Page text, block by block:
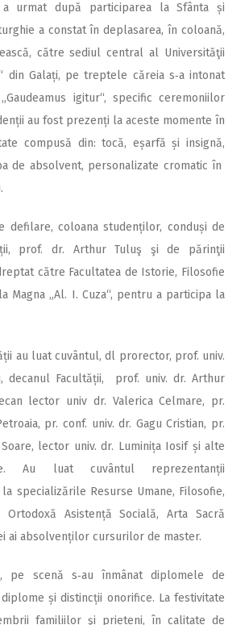
urmat după participarea la Sfânta și
a constat în deplasarea, în coloană,
către sediul central al Universităţii
din Galați, pe treptele căreia s‑a intonat
igitur“, specific ceremoniilor
au fost prezenți la aceste momente în
compusă din: tocă, eșarfă și insignă,
de absolvent, personalizate cromatic în
defilare, coloana studenților, conduși de
prof. dr. Arthur Tuluş şi de părinţii
către Facultatea de Istorie, Filosofie
Magna „Al. I. Cuza“, pentru a participa la
au luat cuvântul, dl prorector, prof. univ.
decanul Facultății, prof. univ. dr. Arthur
lector univ dr. Valerica Celmare, pr.
pr. conf. univ. dr. Gagu Cristian, pr.
lector univ. dr. Luminița Iosif și alte
Au luat cuvântul reprezentanții
specializările Resurse Umane, Filosofie,
Ortodoxă Asistență Socială, Arta Sacră
ai absolvenților cursurilor de master.
pe scenă s‑au înmânat diplomele de
și distincții onorifice. La festivitate
familiilor şi prieteni, în calitate de